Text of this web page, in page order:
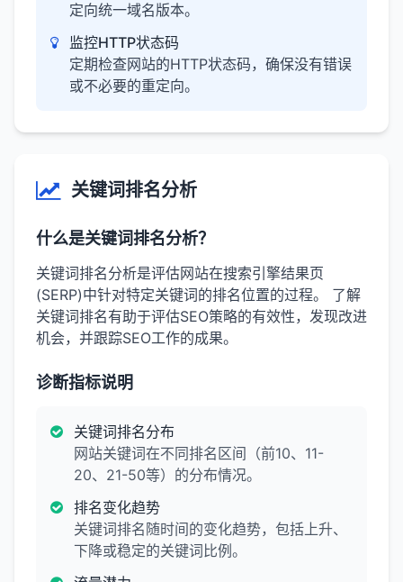
定向统一域名版本。
监控HTTP状态码
定期检查网站的HTTP状态码，确保没有错误
或不必要的重定向。
关键词排名分析
什么是关键词排名分析？
关键词排名分析是评估网站在搜索引擎结果页
(SERP)中针对特定关键词的排名位置的过程。 了解
关键词排名有助于评估SEO策略的有效性，发现改进
机会，并跟踪SEO工作的成果。
诊断指标说明
关键词排名分布
网站关键词在不同排名区间（前10、11-
20、21-50等）的分布情况。
排名变化趋势
关键词排名随时间的变化趋势，包括上升、
下降或稳定的关键词比例。